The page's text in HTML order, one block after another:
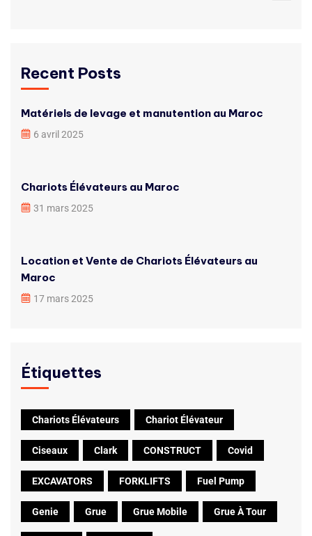
Recent Posts
Matériels de levage et manutention au Maroc
6 avril 2025
Chariots Élévateurs au Maroc
31 mars 2025
Location et Vente de Chariots Élévateurs au
Maroc
17 mars 2025
Étiquettes
Chariots Élévateurs Chariot Élévateur
Ciseaux Clark CONSTRUCT Covid
EXCAVATORS FORKLIFTS Fuel Pump
Genie Grue Grue Mobile Grue À Tour